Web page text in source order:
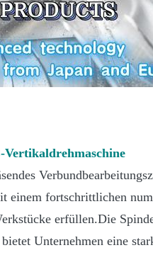
Vertikaldrehmaschine
fortschrittlichen
erfüllen.Die
Unternehmen eine